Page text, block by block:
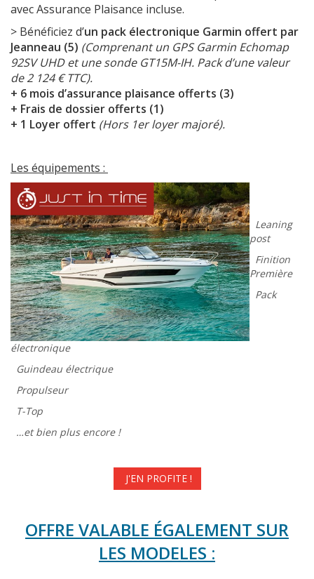
avec Assurance Plaisance incluse.
> Bénéficiez d’un pack électronique Garmin offert par
Jeanneau (5) (Comprenant un GPS Garmin Echomap
92SV UHD et une sonde GT15M-IH. Pack d’une valeur
de 2 124 € TTC).
+ 6 mois d’assurance plaisance offerts (3)
+ Frais de dossier offerts (1)
+ 1 Loyer offert (Hors 1er loyer majoré).
Les équipements :
Leaning
post
Finition
Première
Pack
électronique
Guindeau électrique
Propulseur
T-Top
…et bien plus encore !
J'EN PROFITE !
OFFRE VALABLE ÉGALEMENT SUR
LES MODELES :